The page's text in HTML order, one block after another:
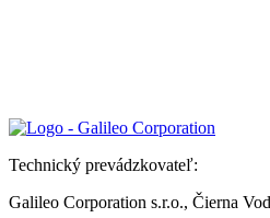
Technický prevádzkovateľ:
Galileo Corporation s.r.o., Čierna